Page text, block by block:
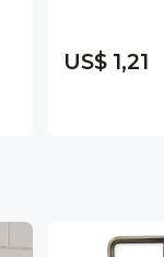
US$ 1,21